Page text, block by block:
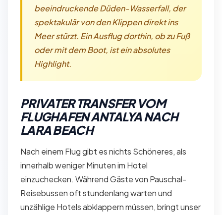
beeindruckende Düden-Wasserfall, der
spektakulär von den Klippen direkt ins
Meer stürzt. Ein Ausflug dorthin, ob zu Fuß
oder mit dem Boot, ist ein absolutes
Highlight.
PRIVATER TRANSFER VOM
FLUGHAFEN ANTALYA NACH
LARA BEACH
Nach einem Flug gibt es nichts Schöneres, als
innerhalb weniger Minuten im Hotel
einzuchecken. Während Gäste von Pauschal-
Reisebussen oft stundenlang warten und
unzählige Hotels abklappern müssen, bringt unser